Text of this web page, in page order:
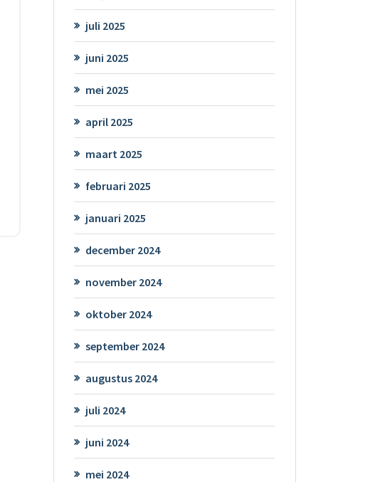
juli 2025
juni 2025
mei 2025
april 2025
maart 2025
februari 2025
januari 2025
december 2024
november 2024
oktober 2024
september 2024
augustus 2024
juli 2024
juni 2024
mei 2024